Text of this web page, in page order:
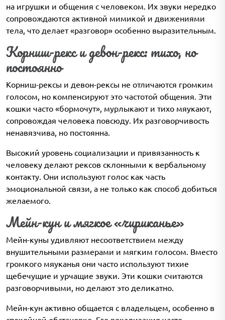
на игрушки и общения с человеком. Их звуки нередко
сопровождаются активной мимикой и движениями
тела, что делает «разговор» особенно выразительным.
Корниш-рекс и девон-рекс: тихо, но
постоянно
Корниш-рексы и девон-рексы не отличаются громким
голосом, но компенсируют это частотой общения. Эти
кошки часто «бормочут», мурлыкают и тихо мяукают,
сопровождая человека повсюду. Их разговорчивость
ненавязчива, но постоянна.
Высокий уровень социализации и привязанность к
человеку делают рексов склонными к вербальному
контакту. Они используют голос как часть
эмоциональной связи, а не только как способ добиться
желаемого.
Мейн-кун и мягкое «чириканье»
Мейн-куны удивляют несоответствием между
внушительными размерами и мягким голосом. Вместо
громкого мяуканья они часто используют тихие
щебечущие и урчащие звуки. Эти кошки считаются
разговорчивыми, но делают это деликатно.
Мейн-кун активно общается с владельцем, особенно в